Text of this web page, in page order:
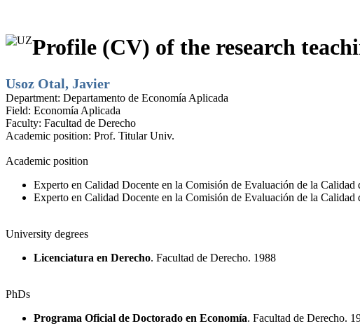
Profile (CV) of the research
Usoz Otal, Javier
Department: Departamento de Economía Aplicada
Field: Economía Aplicada
Faculty: Facultad de Derecho
Academic position: Prof. Titular Univ.
Academic position
Experto en Calidad Docente en la Comisión de Evaluación de la
Experto en Calidad Docente en la Comisión de Evaluación de la
University degrees
Licenciatura en Derecho. Facultad de Derecho. 1988
PhDs
Programa Oficial de Doctorado en Economía. Facultad de Derecho.